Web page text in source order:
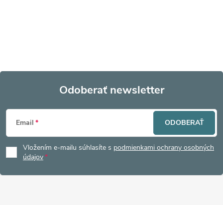
Z
á
p
Odoberať newsletter
Email
Vložením e-mailu súhlasíte s podmienkami ochrany osobných
údajov
ODOBERAŤ